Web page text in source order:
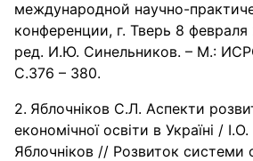
международной научно-
конференции, г. Тверь 8 февраля
ред. И.Ю. Синельников. – М.:
С.376 – 380.
Яблочніков С.Л. Аспекти
економічної освіти в Україні /
Яблочніков // Розвиток системи